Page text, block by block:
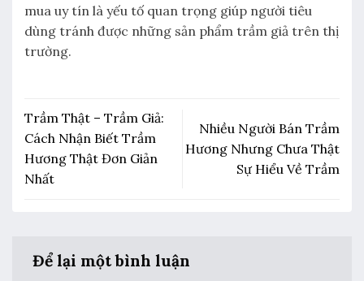
mua uy tín là yếu tố quan trọng giúp người tiêu
dùng tránh được những sản phẩm trầm giả trên thị
trường.
Trầm Thật – Trầm Giả:
Cách Nhận Biết Trầm
Hương Thật Đơn Giản
Nhất
Nhiều Người Bán Trầm
Hương Nhưng Chưa Thật
Sự Hiểu Về Trầm
Để lại một bình luận